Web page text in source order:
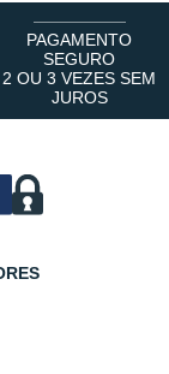
PAGAMENTO
SEGURO
2 OU 3 VEZES SEM
JUROS